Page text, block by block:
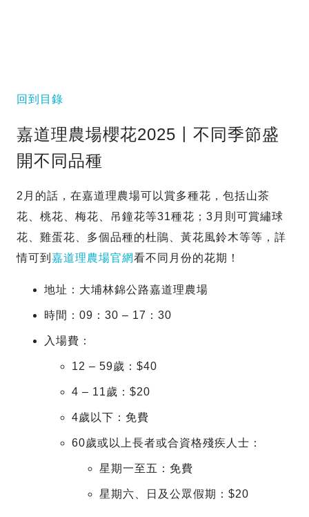
回到目錄
嘉道理農場櫻花2025〡不同季節盛
開不同品種
2月的話，在嘉道理農場可以賞多種花，包括山茶
花、桃花、梅花、吊鐘花等31種花；3月則可賞繡球
花、雞蛋花、多個品種的杜鵑、黃花風鈴木等等，詳
情可到 嘉道理農場官網看不同月份的花期！
地址：大埔林錦公路嘉道理農場
時間：09：30 – 17：30
入場費：
12 – 59歲：$40
4 – 11歲：$20
4歲以下：免費
60歲或以上長者或合資格殘疾人士：
星期一至五：免費
星期六、日及公眾假期：$20